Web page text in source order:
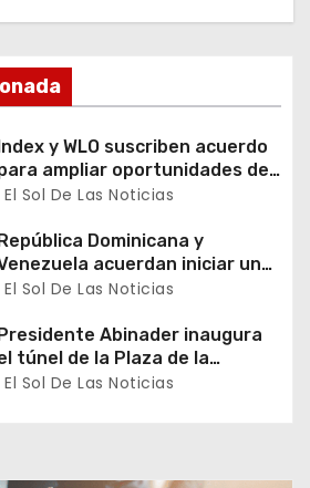
y WLO suscriben acuerdo
ampliar oportunidades de
de dominicanos en el
El Sol De Las Noticias
Dominicana y
acuerdan iniciar un
de normalización
y consulares
El Sol De Las Noticias
Abinader inaugura
túnel de la Plaza de la
que cambia la salida
el Sur y redefine la
El Sol De Las Noticias